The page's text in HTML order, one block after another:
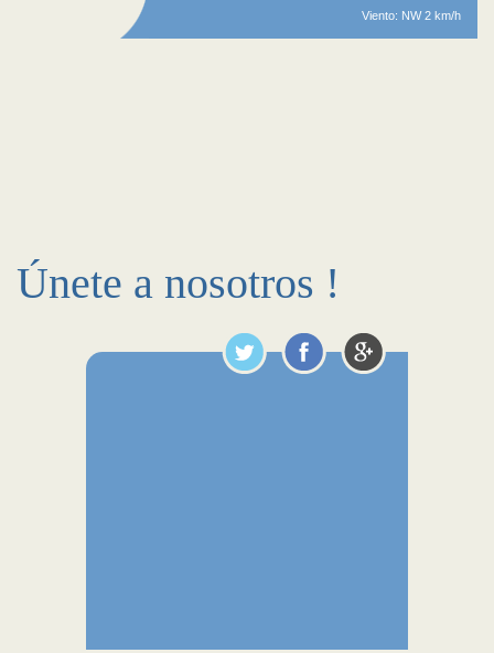
Viento: NW 2 km/h
Únete a nosotros !